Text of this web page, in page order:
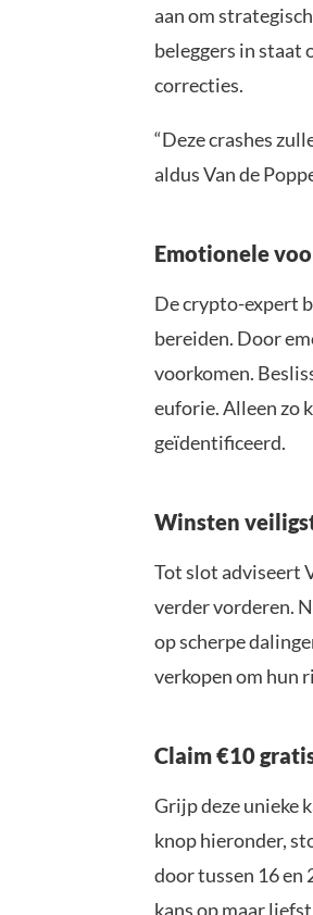
aan om
beleggers in staat
correcties.
“Deze crashes
aldus Van de
Emotionele
De crypto-expert
bereiden. Door
voorkomen.
euforie. Alleen zo
geïdentificeerd.
Winsten
Tot slot adviseert
verder vorderen.
op scherpe
verkopen om hun
Claim €10
Grijp deze unieke
knop hieronder,
door tussen 16 en
kans op maar